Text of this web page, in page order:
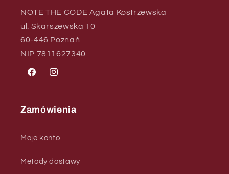
NOTE THE CODE Agata Kostrzewska
ul. Skarszewska 10
60-446 Poznań
NIP 7811627340
FacebookInstagram
Zamówienia
Moje konto
Metody dostawy